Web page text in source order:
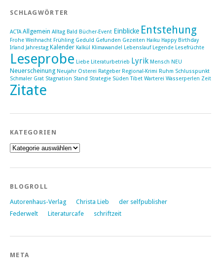
SCHLAGWÖRTER
ACTA Allgemein Alltag Bald Bücher-Event Einblicke Entstehung
Frohe Weihnacht Frühling Geduld Gefunden Gezeiten Haiku Happy Birthday
Irland Jahrestag Kalender Kalkül Klimawandel Lebenslauf Legende Lesefrüchte
Leseprobe Liebe Literaturbetrieb Lyrik Mensch NEU
Neuerscheinung Neujahr Osterei Ratgeber Regional-Krimi Ruhm Schlusspunkt
Schmaler Grat Stagnation Stand Strategie Süden Tibet Warterei Wasserperlen Zeit
Zitate
KATEGORIEN
Kategorien
BLOGROLL
Autorenhaus-Verlag Christa Lieb
der selfpublisher
Federwelt
Literaturcafe schriftzeit
META